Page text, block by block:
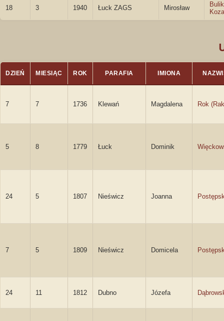
18 3 1940 Łuck ZAGS Mirosław
DZIEŃ MIESIĄC ROK PARAFIA IMIONA
7 7 1736 Klewań Magdalena Rok
5 8 1779 Łuck Dominik
24 5 1807 Nieświcz Joanna
7 5 1809 Nieświcz Domicela
24 11 1812 Dubno Józefa